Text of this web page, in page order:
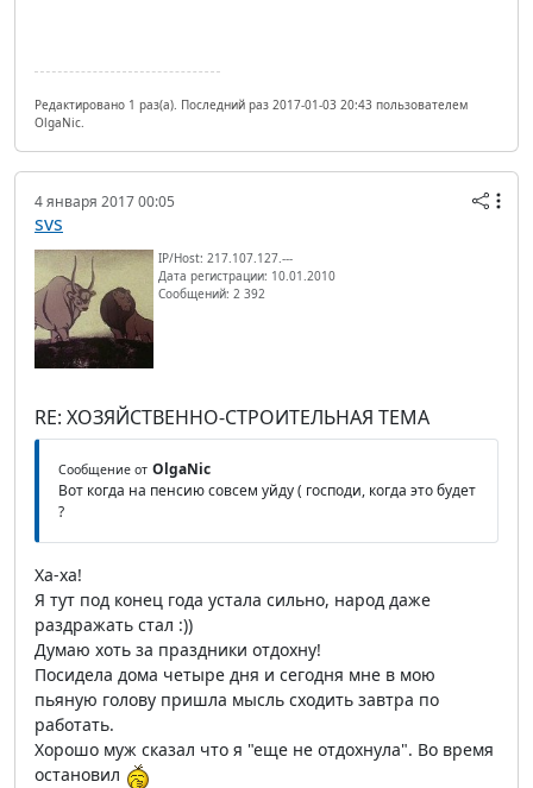
Редактировано 1 раз(а). Последний раз 2017-01-03 20:43 пользователем
OlgaNic.
4 января 2017 00:05
svs
IP/Host: 217.107.127.---
Дата регистрации: 10.01.2010
Сообщений: 2 392
RE: ХОЗЯЙСТВЕННО-СТРОИТЕЛЬНАЯ ТЕМА
Сообщение от OlgaNic
Вот когда на пенсию совсем уйду ( господи, когда это будет
?
Ха-ха!
Я тут под конец года устала сильно, народ даже
раздражать стал :))
Думаю хоть за праздники отдохну!
Посидела дома четыре дня и сегодня мне в мою
пьяную голову пришла мысль сходить завтра по
работать.
Хорошо муж сказал что я "еще не отдохнула". Во время
остановил